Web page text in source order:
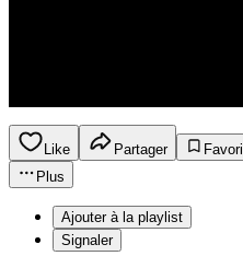
Like Partager
Favori
Plus
Ajouter à la playlist
Signaler